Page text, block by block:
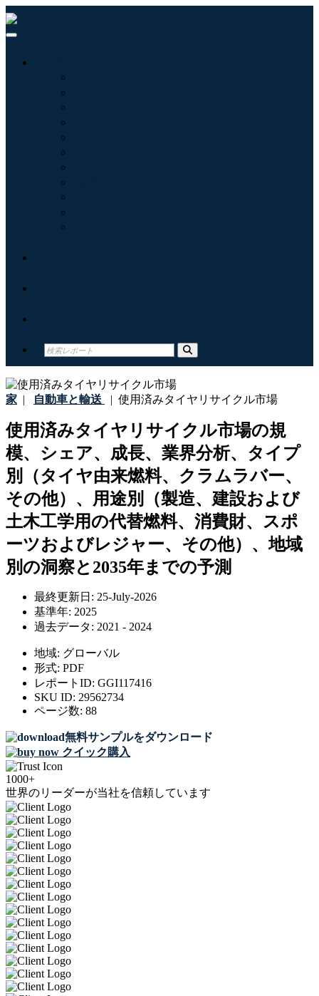
家 | 自動車と輸送 | 使用済みタイヤリサイクル市場
使用済みタイヤリサイクル市場の規
模、シェア、成長、業界分析、タイプ
別（タイヤ由来燃料、クラムラバー、
その他）、用途別（製造、建設および
土木工学用の代替燃料、消費財、スポ
ーツおよびレジャー、その他）、地域
別の洞察と2035年までの予測
最終更新日: 25-July-2026
基準年: 2025
過去データ: 2021 - 2024
地域: グローバル
形式: PDF
レポートID: GGI117416
SKU ID: 29562734
ページ数: 88
無料サンプルをダウンロード
クイック購入
1000+
世界のリーダーが当社を信頼しています